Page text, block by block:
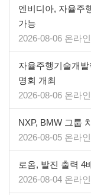
엔비디아, 자율주
가능
2026-08-06 온라
자율주행기술개
명회 개최
2026-08-06 온라
NXP, BMW 그룹
2026-08-05 온라
로옴, 발진 출력 4
2026-08-04 온라